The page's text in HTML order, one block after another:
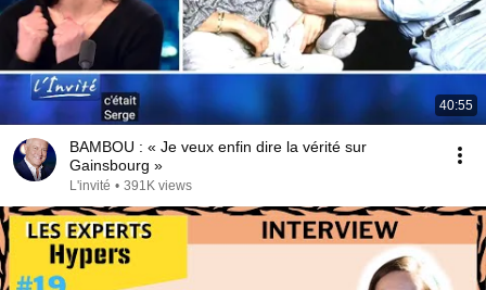
40:55
BAMBOU : « Je veux enfin dire la vérité sur
Gainsbourg »
L'invité • 391K views